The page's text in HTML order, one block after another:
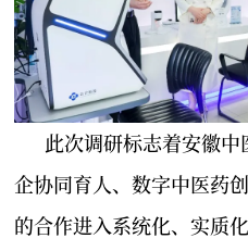
此次调研标志着安徽
企协同育人、数字中医药
的合作进入系统化、实质化